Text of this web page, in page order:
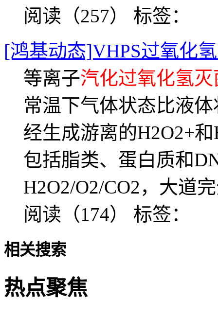
阅读（257） 标签：
[鸿基动态]VHPS过氧化
等离子汽化过氧化氢灭
常温下气体状态比液
经生成游离的H2O2+
包括脂类、蛋白质和
H2O2/O2/CO2，大道
阅读（174） 标签：
相关搜索
热点聚焦